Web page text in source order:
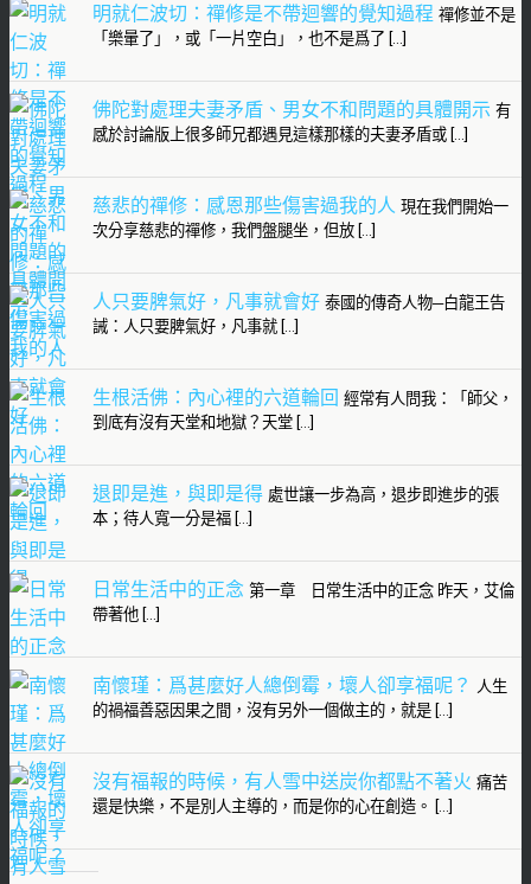
明就仁波切：禪修是不帶迴響的覺知過程 禪修並不是
「樂暈了」，或「一片空白」，也不是爲了 […]
佛陀對處理夫妻矛盾、男女不和問題的具體開示 有
感於討論版上很多師兄都遇見這樣那樣的夫妻矛盾或 […]
慈悲的禪修：感恩那些傷害過我的人 現在我們開始一
次分享慈悲的禪修，我們盤腿坐，但放 […]
人只要脾氣好，凡事就會好 泰國的傳奇人物─白龍王告
誡：人只要脾氣好，凡事就 […]
生根活佛：內心裡的六道輪回 經常有人問我：「師父，
到底有沒有天堂和地獄？天堂 […]
退即是進，與即是得 處世讓一步為高，退步即進步的張
本；待人寬一分是福 […]
日常生活中的正念 第一章 日常生活中的正念 昨天，艾倫
帶著他 […]
南懷瑾：爲甚麼好人總倒霉，壞人卻享福呢？
人生
的禍福善惡因果之間，沒有另外一個做主的，就是 […]
沒有福報的時候，有人雪中送炭你都點不著火 痛苦
還是快樂，不是別人主導的，而是你的心在創造。 […]